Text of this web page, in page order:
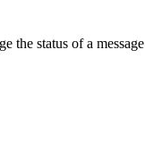
the status of a message